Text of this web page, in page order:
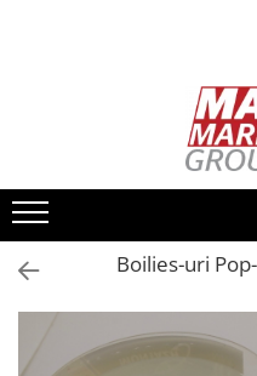
Lansete la crap
Mulinete la crap
Fire Crap
Accesorii nadire, sondare
Boilies-uri